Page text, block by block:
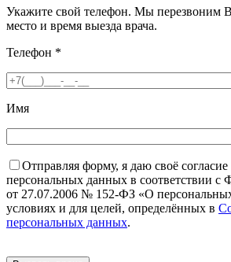
Укажите свой телефон. Мы перезвоним
место и время выезда врача.
Телефон *
Имя
Отправляя форму, я даю своё
персональных данных в соответствии с
от 27.07.2006 № 152-ФЗ «О
условиях и для целей, определённых в
персональных данных.